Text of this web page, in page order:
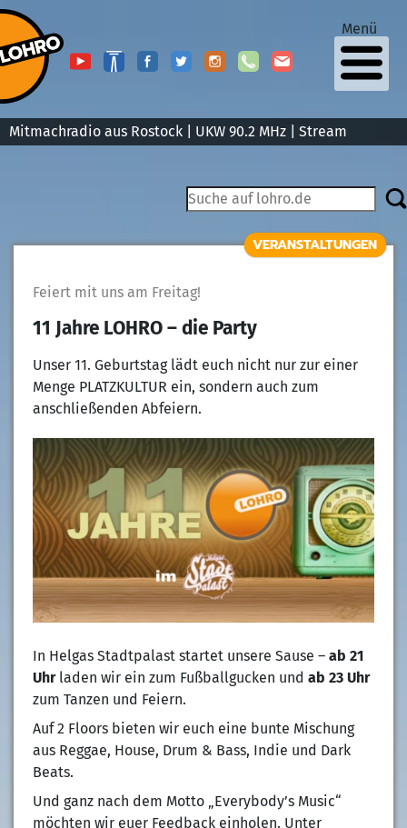
Mitmachradio aus Rostock | UKW 90.2 MHz | Stream
Menü
VERANSTALTUNGEN
Feiert mit uns am Freitag!
11 Jahre LOHRO – die Party
Unser 11. Geburtstag lädt euch nicht nur zur einer
Menge PLATZKULTUR ein, sondern auch zum
anschließenden Abfeiern.
In Helgas Stadtpalast startet unsere Sause – ab 21
Uhrladen wir ein zum Fußballgucken und ab 23 Uhr
zum Tanzen und Feiern.
Auf 2 Floors bieten wir euch eine bunte Mischung
aus Reggae, House, Drum & Bass, Indie und Dark
Beats.
Und ganz nach dem Motto „Everybody’s Music“
möchten wir euer Feedback einholen. Unter